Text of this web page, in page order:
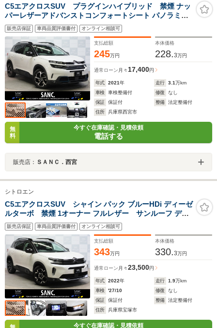
ーター Bluetooth
LEDヘッドライト 衝
突被害軽減ブレーキ
C5エアクロスSUV プラグインハイブリッド 禁煙 ナッ
パーレザーアドバンストコンフォートシート パノラミッ
クスライディングルーフ 純正ナビTV カープレイ対応 ハ
ンズフリー電動リアゲート インテリジェントハイビーム
ハイウェイドライブアシスト
販売店保証 車両品質評価書付 オンライン相談可
支払総額
245万円
本体価格
228.3万円
通常ローン 月々 17,400円
年式 2021年 走行 3.1万km
車検
車検整備付 修復
なし
保証
保証付 整備
法定整備付
住所
兵庫県西宮市
無
料
今すぐ在庫確認・見積依頼
電話する
販売店： ＳＡＮＣ．西宮
シトロエン
C5エアクロスSUV シャイン パック ブルーHDi ディーゼ
ルターボ 禁煙 1オーナー フルレザー サンルーフ ディ
スプレイオーディオ シートヒーター 電動シート Bカメラ
前後コーナーセンサー 衝突被害軽減ブレーキ ハンズフリ
ー電動テールゲート 前後ドラレコ ETC スマートキー
販売店保証 車両品質評価書付 オンライン相談可
支払総額
343万円
本体価格
330.3万円
通常ローン 月々23,500円
年式 2022年 走行 1.9万km
車検
'27/10 修復
なし
保証
保証付 整備
法定整備付
住所
兵庫県宝塚市
今すぐ在庫確認・見積依頼